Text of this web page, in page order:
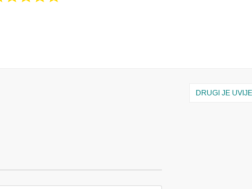
DRUGI JE